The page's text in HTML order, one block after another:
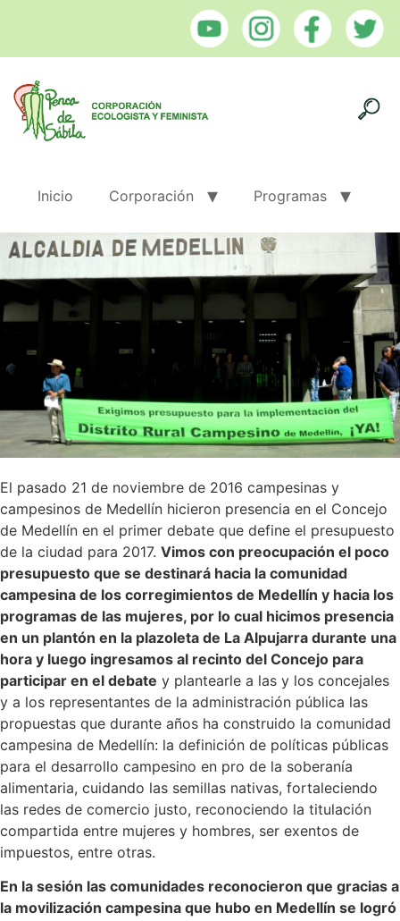
Inicio Corporación Programas
El pasado 21 de noviembre de 2016 campesinas y
campesinos de Medellín hicieron presencia en el Concejo
de Medellín en el primer debate que define el presupuesto
de la ciudad para 2017. Vimos con preocupación el poco
presupuesto que se destinará hacia la comunidad
campesina de los corregimientos de Medellín y hacia los
programas de las mujeres, por lo cual hicimos presencia
en un plantón en la plazoleta de La Alpujarra durante una
hora y luego ingresamos al recinto del Concejo para
participar en el debate y plantearle a las y los concejales
y a los representantes de la administración pública las
propuestas que durante años ha construido la comunidad
campesina de Medellín: la definición de políticas públicas
para el desarrollo campesino en pro de la soberanía
alimentaria, cuidando las semillas nativas, fortaleciendo
las redes de comercio justo, reconociendo la titulación
compartida entre mujeres y hombres, ser exentos de
impuestos, entre otras.
En la sesión las comunidades reconocieron que gracias a
la movilización campesina que hubo en Medellín se logró